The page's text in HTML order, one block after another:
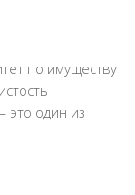
по имуществу
это один из